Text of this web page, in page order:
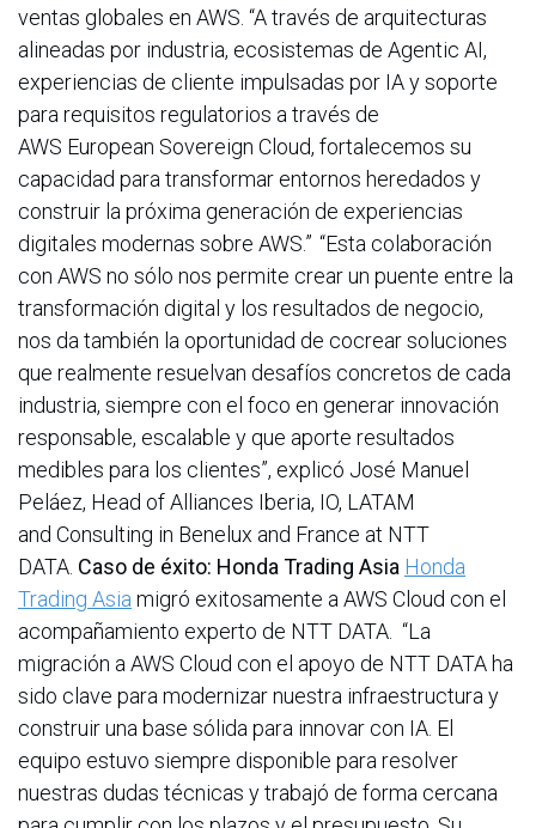
ventas globales en AWS. “A través de arquitecturas
alineadas por industria, ecosistemas de Agentic AI,
experiencias de cliente impulsadas por IA y soporte
para requisitos regulatorios a través de
AWS European Sovereign Cloud, fortalecemos su
capacidad para transformar entornos heredados y
construir la próxima generación de experiencias
digitales modernas sobre AWS.” “Esta colaboración
con AWS no sólo nos permite crear un puente entre la
transformación digital y los resultados de negocio,
nos da también la oportunidad de cocrear soluciones
que realmente resuelvan desafíos concretos de cada
industria, siempre con el foco en generar innovación
responsable, escalable y que aporte resultados
medibles para los clientes”, explicó José Manuel
Peláez, Head of Alliances Iberia, IO, LATAM
and Consulting in Benelux and France at NTT
DATA. Caso de éxito: Honda Trading Asia Honda
Trading Asia migró exitosamente a AWS Cloud con el
acompañamiento experto de NTT DATA. “La
migración a AWS Cloud con el apoyo de NTT DATA ha
sido clave para modernizar nuestra infraestructura y
construir una base sólida para innovar con IA. El
equipo estuvo siempre disponible para resolver
nuestras dudas técnicas y trabajó de forma cercana